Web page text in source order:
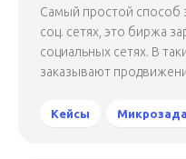
Самый простой способ
соц. сетях, это биржа
социальных сетях. В
заказывают
Кейсы